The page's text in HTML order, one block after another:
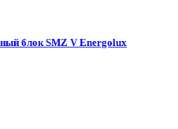
блок SMZ V Energolux